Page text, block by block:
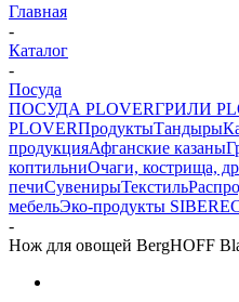
Главная
-
Каталог
-
Посуда
ПОСУДА PLOVERГРИЛИ
PLOVERПродуктыТандыры
продукцияАфганские казаны
коптильниОчаги, кострища,
печиСувенирыТекстиль
мебельЭко-продукты
-
Нож для овощей BergHOFF